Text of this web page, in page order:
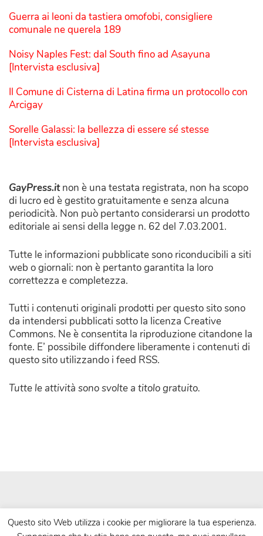
Guerra ai leoni da tastiera omofobi, consigliere
comunale ne querela 189
Noisy Naples Fest: dal South fino ad Asayuna
[Intervista esclusiva]
Il Comune di Cisterna di Latina firma un protocollo con
Arcigay
Sorelle Galassi: la bellezza di essere sé stesse
[Intervista esclusiva]
GayPress.itnon è una testata registrata, non ha scopo
di lucro ed è gestito gratuitamente e senza alcuna
periodicità. Non può pertanto considerarsi un prodotto
editoriale ai sensi della legge n. 62 del 7.03.2001.
Tutte le informazioni pubblicate sono riconducibili a siti
web o giornali: non è pertanto garantita la loro
correttezza e completezza.
Tutti i contenuti originali prodotti per questo sito sono
da intendersi pubblicati sotto la licenza Creative
Commons. Ne è consentita la riproduzione citandone la
fonte. E’ possibile diffondere liberamente i contenuti di
questo sito utilizzando i feed RSS.
Tutte le attività sono svolte a titolo gratuito.
Questo sito Web utilizza i cookie per migliorare la tua esperienza.